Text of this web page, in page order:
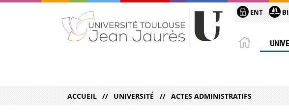
ENT
ACCUEIL UNIVERSITÉ ACTES ADMINISTRATIFS